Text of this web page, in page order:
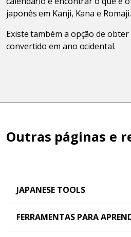
japonês em Kanji, Kana e Romaji.
Existe também a opção de
convertido em ano ocidental.
Outras páginas e
JAPANESE TOOLS
FERRAMENTAS PARA